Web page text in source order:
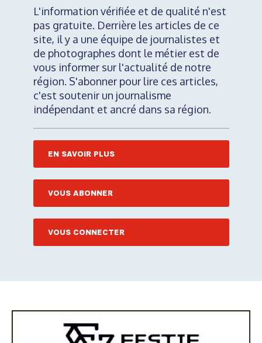
L'information vérifiée et de qualité n'est
pas gratuite. Derrière les articles de ce
site, il y a une équipe de journalistes et
de photographes dont le métier est de
vous informer sur l'actualité de notre
région. S'abonner pour lire ces articles,
c'est soutenir un journalisme
indépendant et ancré dans sa région.
EN SAVOIR PLUS
VOUS ABONNER
VOUS CONNECTER